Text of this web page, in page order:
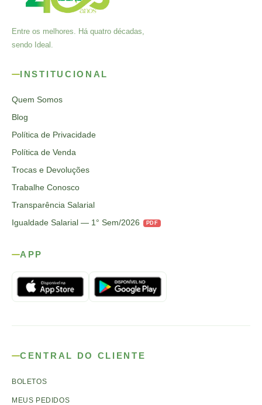
Entre os melhores. Há quatro décadas,
sendo Ideal.
INSTITUCIONAL
Quem Somos
Blog
Política de Privacidade
Política de Venda
Trocas e Devoluções
Trabalhe Conosco
Transparência Salarial
Igualdade Salarial — 1° Sem/2026
PDF
APP
CENTRAL DO CLIENTE
BOLETOS
MEUS PEDIDOS